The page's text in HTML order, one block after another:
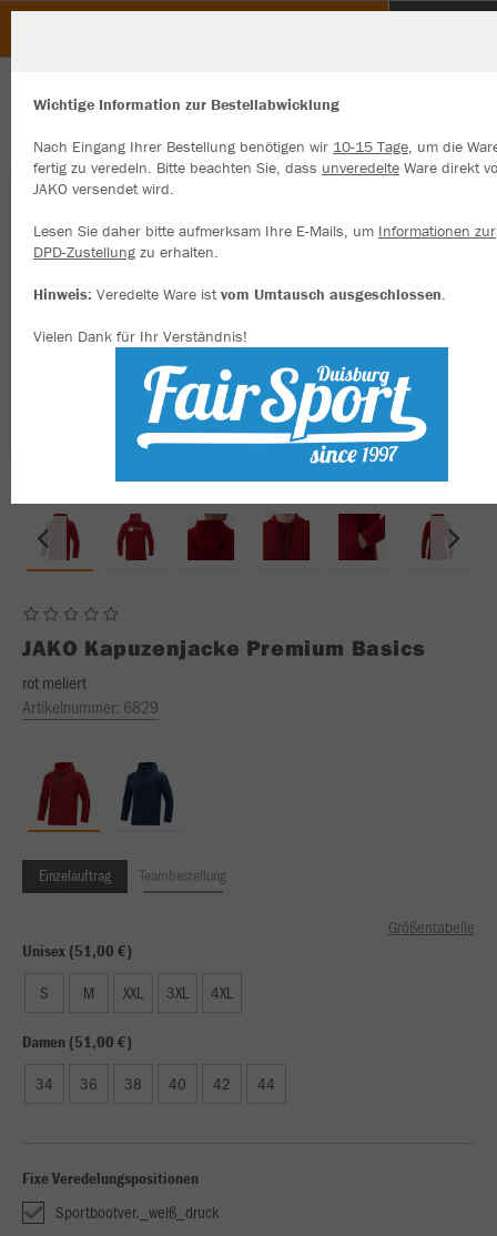
JAKO Kapuzenjacke Premium Basics
rot meliert
Artikelnummer: 6829
Einzelauftrag Teambestellung
Größentabelle
Unisex (51,00 €)
S M XXL 3XL 4XL
Damen (51,00 €)
34 36 38 40 42 44
Fixe Veredelungspositionen
Sportbootver._weiß_druck
Wichtige Information zur Bestellabwicklung
Nach Eingang Ihrer Bestellung benötigen wir 10-15 Tage, um die
fertig zu veredeln. Bitte beachten Sie, dass unveredelte Ware direkt
JAKO versendet wird.
Lesen Sie daher bitte aufmerksam Ihre E-Mails, um Informationen zur
DPD-Zustellung zu erhalten.
Hinweis: Veredelte Ware istvom Umtausch ausgeschlossen.
Vielen Dank für Ihr Verständnis!
Wir verwenden Cookies
Inhalte anzeigen und unsere Website verbessern. Weitere
zu den Cookies findest Du in den Einstellungen.
Alle akzeptieren
Alle ablehnen
mehr Infos
Datenschutz
Impressum